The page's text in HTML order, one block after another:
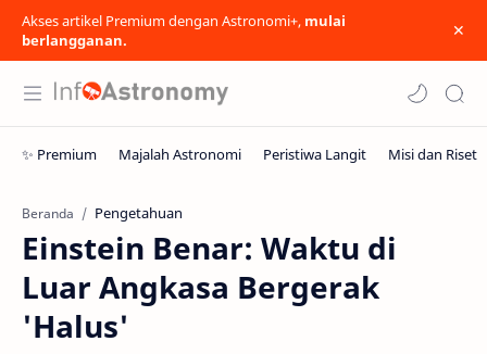
Akses artikel Premium dengan Astronomi+, mulai
berlangganan.
Beranda Pengetahuan
Einstein Benar: Waktu di
Luar Angkasa Bergerak
'Halus'